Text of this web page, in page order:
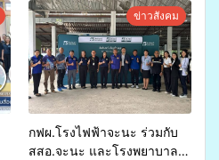
จ่ายงบกองทุนสุขภาพตำบล
รองรับการจัดบริการพาหนะรับ
ส่งผู้ทุพพลภาพเพื่อเข้ารับ
บริการสาธารณสุข ลดความ
เหลื่อมล้ำ ยกระดับคุณภาพ
ชีวิตประชาชนอย่างยั่งยืน
ข่าวสังคม
กฟผ.โรงไฟฟ้าจะนะ ร่วมกับ
สสอ.จะนะ และโรงพยาบาล